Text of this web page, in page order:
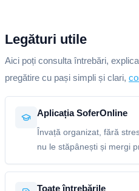
Legături utile
Aici poți consulta întrebări,
pregătire cu pași simpli și clari,
Aplicația SoferOnline
Învață organizat, fără
nu le stăpânești și mergi
Toate întrebările